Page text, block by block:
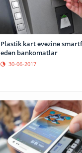
Plastik kart əvəzinə
edən bankomatlar
30-06-2017